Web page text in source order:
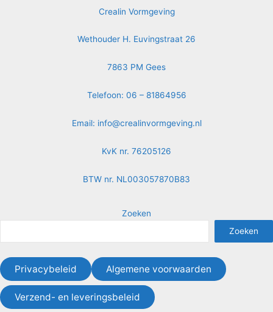
Crealin Vormgeving
Wethouder H. Euvingstraat 26
7863 PM Gees
Telefoon: 06 – 81864956
Email: info@crealinvormgeving.nl
KvK nr. 76205126
BTW nr. NL003057870B83
Zoeken
Zoeken
Privacybeleid Algemene voorwaarden
Verzend- en leveringsbeleid